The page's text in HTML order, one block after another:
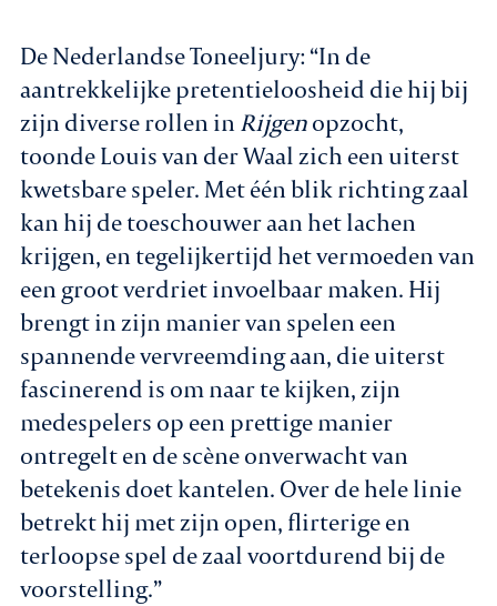
De Nederlandse Toneeljury: “In de
aantrekkelijke pretentieloosheid die hij bij
zijn diverse rollen inRijgenopzocht,
toonde Louis van der Waal zich een uiterst
kwetsbare speler. Met één blik richting zaal
kan hij de toeschouwer aan het lachen
krijgen, en tegelijkertijd het vermoeden van
een groot verdriet invoelbaar maken. Hij
brengt in zijn manier van spelen een
spannende vervreemding aan, die uiterst
fascinerend is om naar te kijken, zijn
medespelers op een prettige manier
ontregelt en de scène onverwacht van
betekenis doet kantelen. Over de hele linie
betrekt hij met zijn open, flirterige en
terloopse spel de zaal voortdurend bij de
voorstelling.”